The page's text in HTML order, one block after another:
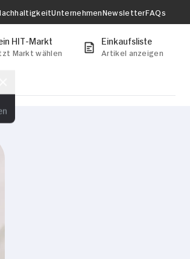
UnternehmenNewsletterFAQs
HIT-Markt
Markt wählen
Einkaufsliste
Artikel anzeigen